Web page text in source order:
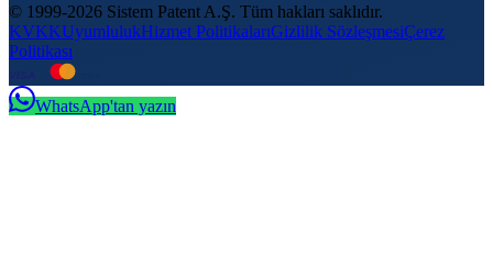
© 1999-2026 Sistem Patent A.Ş. Tüm hakları saklıdır.
KVKKUyumlulukHizmet PolitikalarıGizlilik SözleşmesiÇerez
Politikası
WhatsApp'tan yazın